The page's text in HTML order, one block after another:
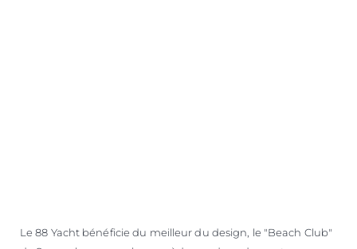
Le 88 Yacht bénéficie du meilleur du design, le "Beach Club"